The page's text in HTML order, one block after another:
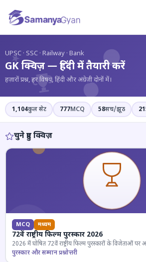
?
UPSC · SSC · Railway · Bank
GK क्विज़ — हिंदी में तैयारी करें
हज़ारों प्रश्न, हर विषय, हिंदी और अंग्रेज़ी दोनों में।
1,104कुल सेट 777MCQ 58सच/झूठ
चुने हुए क्विज़
MCQ मध्यम
72वें राष्ट्रीय फिल्म पुरस्कार 2026
2026 में घोषित 72वें राष्ट्रीय फिल्म पुरस्कारों के विजेताओं पर
पुरस्कार और सम्मान प्रश्नोत्तरी